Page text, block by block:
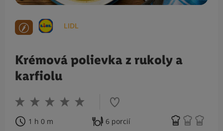
LIDL
Krémová polievka z rukoly a
karfiolu
1 h 0 m 6 porcií